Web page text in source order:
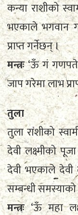
कन्या राशीको
भएकाले भगवान
प्राप्त गर्नेछन् ।
मन्त्रः‘ऊँ गं गणपते
जाप गरेमा लाभ
तुला
तुला राशीको
देवी लक्ष्मीको
देवी भएकाले देवी
सम्बन्धी
मन्त्रः‘ऊँ महा